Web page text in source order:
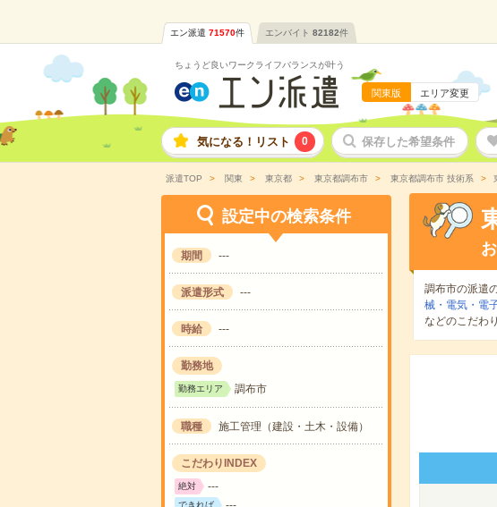
エン派遣 71570件 エンバイト 82182件
ちょうど良いワークライフバランスが叶う
関東版 エリア変更
気になる！リスト 0 保存した希望条件
派遣TOP 関東 東京都 東京都調布市 東京都調布市 技術系
設定中の検索条件
期間 ---
派遣形式 ---
時給 ---
勤務地
勤務エリア 調布市
職種 施工管理（建設・土木・設備）
こだわりINDEX
絶対 ---
できれば
調布市の派遣
械・電気・電子
などのこだわ